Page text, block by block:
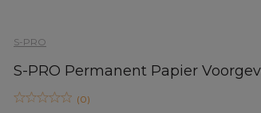
S-PRO
S-PRO Permanent Papier
(0)